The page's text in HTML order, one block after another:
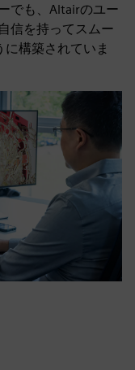
でも、Altairのユー
信を持ってスムー
構築されていま